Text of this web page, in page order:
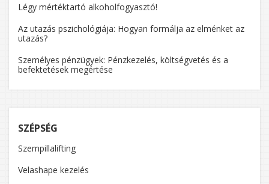
Légy mértéktartó alkoholfogyasztó!
Az utazás pszichológiája: Hogyan formálja az elménket az
utazás?
Személyes pénzügyek: Pénzkezelés, költségvetés és a
befektetések megértése
SZÉPSÉG
Szempillalifting
Velashape kezelés